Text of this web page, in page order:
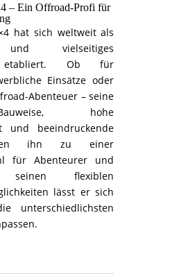
– Ein Offroad-Profi für
hat sich weltweit als
und vielseitiges
etabliert. Ob für
Einsätze oder
Abenteuer – seine
hohe
und beeindruckende
ihn zu einer
für Abenteurer und
flexiblen
lässt er sich
unterschiedlichsten